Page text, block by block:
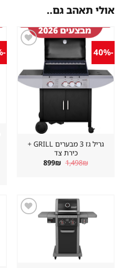
אולי תאהב גם..
במועדפים
גריל גז 3 מבערים GRILL +
כירת צד
1,498₪ המחיר
המקורי
899₪ המחיר
הנוכחי